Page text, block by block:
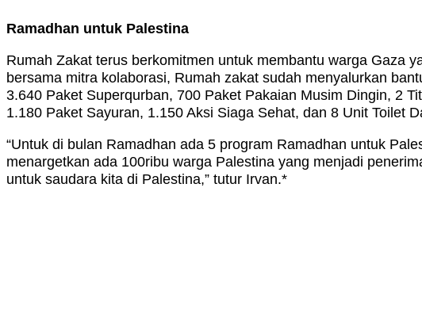
Ramadhan untuk Palestina
Rumah Zakat terus berkomitmen untuk membantu warga Gaza
bersama mitra kolaborasi, Rumah zakat sudah menyalurkan
3.640 Paket Superqurban, 700 Paket Pakaian Musim Dingin, 2
1.180 Paket Sayuran, 1.150 Aksi Siaga Sehat, dan 8 Unit Toilet
“Untuk di bulan Ramadhan ada 5 program Ramadhan untuk
menargetkan ada 100ribu warga Palestina yang menjadi
untuk saudara kita di Palestina,” tutur Irvan.*